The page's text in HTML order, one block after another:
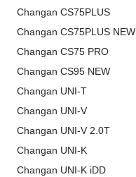
Changan CS75PLUS
Changan CS75PLUS NEW
Changan CS75 PRO
Changan CS95 NEW
Changan UNI-T
Changan UNI-V
Changan UNI-V 2.0T
Changan UNI-K
Changan UNI-K iDD